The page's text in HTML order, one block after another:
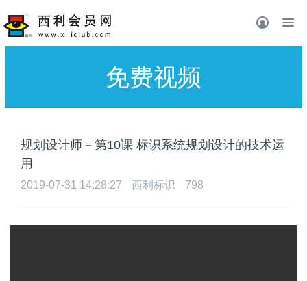
免费视频
规划设计师－第10课 标识系统规划设计的技术运
用
2019-07-31 14:28:27 西利标识 798